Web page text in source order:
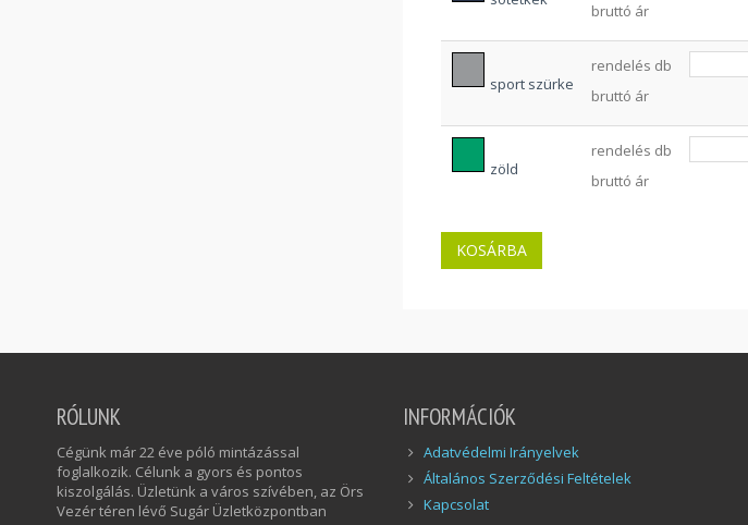
bruttó ár
sport szürke
rendelés db
bruttó ár
zöld
rendelés db
bruttó ár
RÓLUNK
Cégünk már 22 éve póló mintázással
foglalkozik. Célunk a gyors és pontos
kiszolgálás. Üzletünk a város szívében, az Örs
Vezér téren lévő Sugár Üzletközpontban
INFORMÁCIÓK
Adatvédelmi Irányelvek
Általános Szerződési Feltételek
Kapcsolat